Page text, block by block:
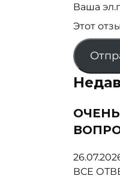
Ваша
Этот
ВСЕ